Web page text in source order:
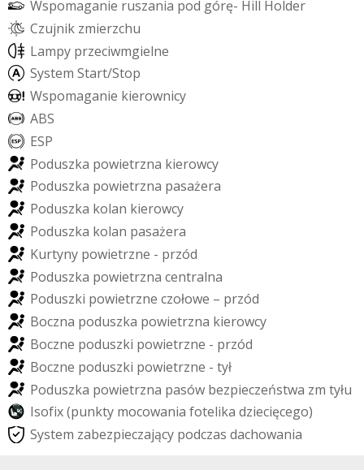
Wspomaganie ruszania pod górę- Hill Holder
Czujnik zmierzchu
Lampy przeciwmgielne
System Start/Stop
Wspomaganie kierownicy
ABS
ESP
Poduszka powietrzna kierowcy
Poduszka powietrzna pasażera
Poduszka kolan kierowcy
Poduszka kolan pasażera
Kurtyny powietrzne - przód
Poduszka powietrzna centralna
Poduszki powietrzne czołowe – przód
Boczna poduszka powietrzna kierowcy
Boczne poduszki powietrzne - przód
Boczne poduszki powietrzne - tył
Poduszka powietrzna pasów bezpieczeństwa zm tyłu
Isofix(punkty mocowania fotelika dziecięcego)
System zabezpieczający podczas dachowania